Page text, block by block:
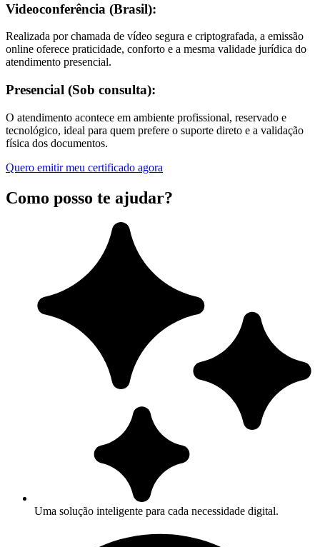
Videoconferência (Brasil):
Realizada por chamada de vídeo segura e criptografada, a emissão
online oferece praticidade, conforto e a mesma validade jurídica do
atendimento presencial.
Presencial (Sob consulta):
O atendimento acontece em ambiente profissional, reservado e
tecnológico, ideal para quem prefere o suporte direto e a validação
física dos documentos.
Quero emitir meu certificado agora
Como posso te ajudar?
Uma solução inteligente para cada necessidade digital.